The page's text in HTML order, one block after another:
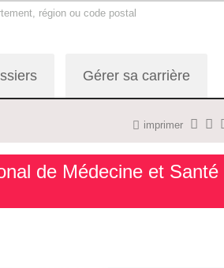
région ou code postal
Gérer sa carrière
imprimer
de Médecine et Santé